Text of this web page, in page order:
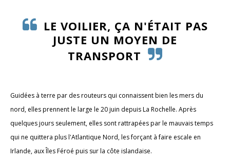
LE VOILIER, ÇA N'ÉTAIT PAS
JUSTE UN MOYEN DE
TRANSPORT
Guidées à terre par des routeurs qui connaissent bien les mers du
nord, elles prennent le large le 20 juin depuis La Rochelle. Après
quelques jours seulement, elles sont rattrapées par le mauvais temps
qui ne quittera plus l'Atlantique Nord, les forçant à faire escale en
Irlande, aux Îles Féroé puis sur la côte islandaise.